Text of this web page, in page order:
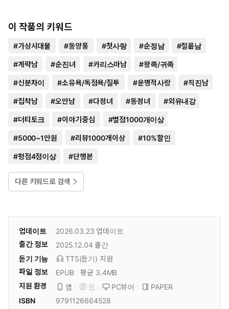
이 작품의 키워드
#가상시대물 #동양풍 #첫사랑 #순정남 #절륜남
#계략남 #순진녀 #카리스마남 #왕족/귀족
#신분차이 #소유욕/독점욕/질투 #운명적사랑 #직진남
#집착남 #오만남 #다정녀 #동정녀 #외유내강
#더티토크 #이야기중심 #별점1000개이상
#5000~1만원 #리뷰1000개이상 #10%할인
#평점4점이상 #단행본
다른 키워드로 검색
업데이트 2026.03.23 업데이트
출간 정보
2025.12.04 출간
듣기 기능
TTS(듣기) 지원
파일 정보
EPUB
평균 3.4MB
지원 환경
앱 웹 PC뷰어
PAPER
ISBN
9791126664528